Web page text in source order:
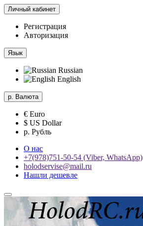
Личный кабинет
Регистрация
Авторизация
Язык
Russian
English
р. Валюта
€ Euro
$ US Dollar
р. Рубль
О нас
+7(978)751-50-54 (Viber, WhatsApp)
holodservise@mail.ru
Нашли дешевле